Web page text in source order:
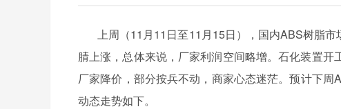
上周（11月11日至11月15日），国内ABS树脂
腈上涨，总体来说，厂家利润空间略增。石化装置
厂家降价，部分按兵不动，商家心态迷茫。预计下
动态走势如下。